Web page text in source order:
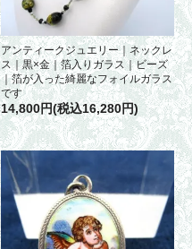
アンティークジュエリー｜ネックレ
ス｜黒×金｜箔入りガラス｜ビーズ
｜箔が入った綺麗なフォイルガラス
です
14,800円(税込16,280円)